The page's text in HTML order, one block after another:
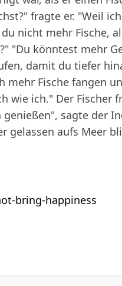
fragte er. "Weil
nicht mehr Fische,
"Du könntest mehr
damit du tiefer
mehr Fische fangen
wie ich." Der Fischer
sagte der
gelassen aufs Meer
bring-happiness